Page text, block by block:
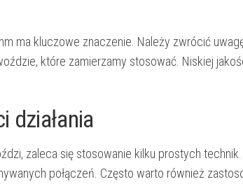
ma kluczowe znaczenie. Należy zwrócić
które zamierzamy stosować. Niskiej
działania
zaleca się stosowanie kilku prostych
połączeń. Często warto również